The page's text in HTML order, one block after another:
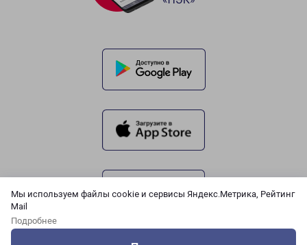
Мы используем файлы cookie и сервисы Яндекс.Метрика, Рейтинг
Mail
Подробнее